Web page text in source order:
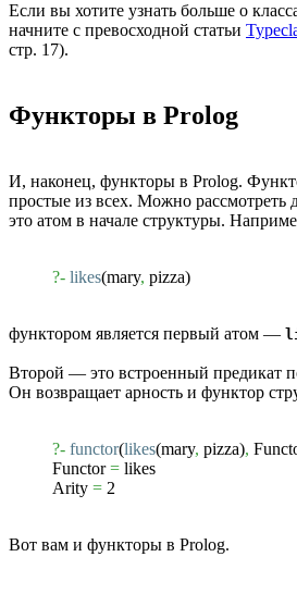
Если вы хотите узнать больше о
начните с превосходной статьи
стр. 17).
Функторы в Prolog
И, наконец, функторы в Prolog.
простые из всех. Можно
это атом в начале структуры.
?- likes(mary, pizza)
функтором является первый атом —
Второй — это встроенный предикат
Он возвращает арность и функтор
?- functor(likes(mary, pizza),
Functor = likes
Arity = 2
Вот вам и функторы в Prolog.